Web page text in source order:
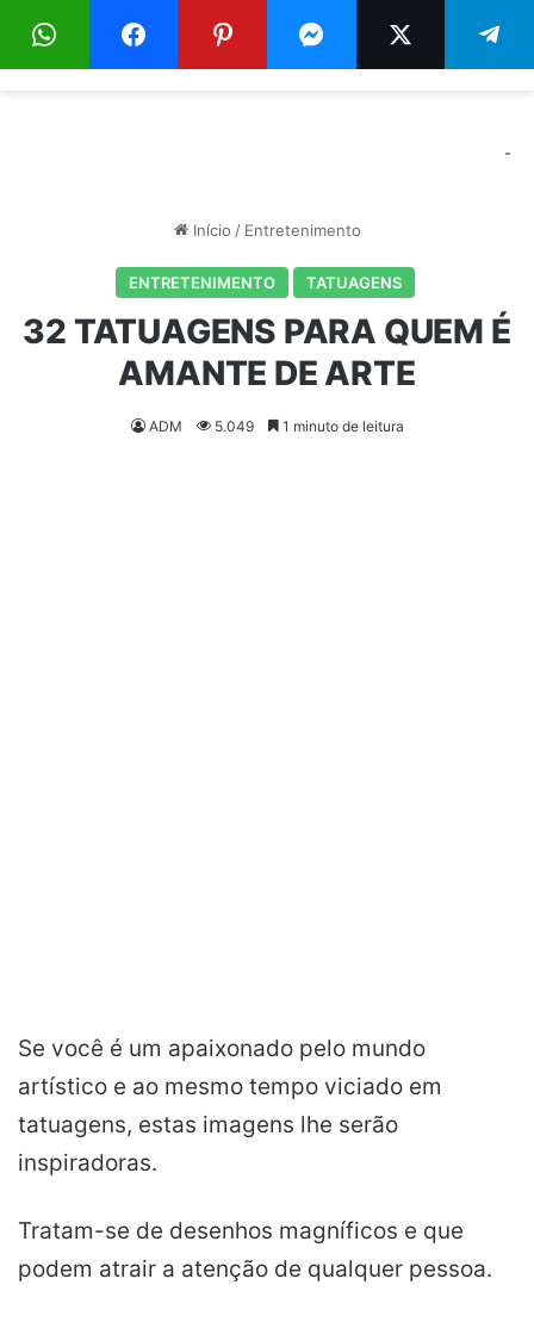
Menu
-
Início / Entretenimento
ENTRETENIMENTO TATUAGENS
32 TATUAGENS PARA QUEM É
AMANTE DE ARTE
ADM 5.049 1 minuto de leitura
Se você é um apaixonado pelo mundo
artístico e ao mesmo tempo viciado em
tatuagens, estas imagens lhe serão
inspiradoras.
Tratam-se de desenhos magníficos e que
podem atrair a atenção de qualquer pessoa.